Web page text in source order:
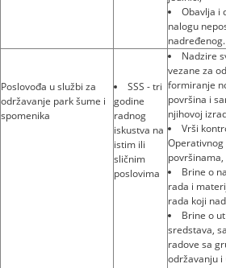
Obavlja i
nalogu
nadređenog.
Poslovođa u službi za
održavanje park šume i
spomenika
SSS - tri
godine
radnog
iskustva na
istim ili
sličnim
poslovima
Nadzire
vezane za
formiranje
površina i
njihovoj
Vrši
površinama,
Brine o
rada i
rada koji
Brine o
sredstava,
radove sa
održavanju i